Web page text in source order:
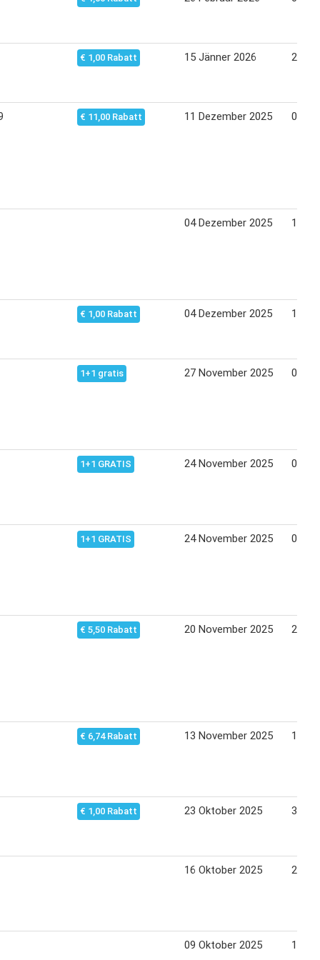
€ 1,00 Rabatt 15 Jänner 2026 22
€ 11,00 Rabatt 11 Dezember 2025 07
04 Dezember 2025 10
€ 1,00 Rabatt 04 Dezember 2025 11
1+1 gratis 27 November 2025 03
1+1 GRATIS 24 November 2025 04
1+1 GRATIS 24 November 2025 04
€ 5,50 Rabatt 20 November 2025 26
€ 6,74 Rabatt 13 November 2025 19
€ 1,00 Rabatt 23 Oktober 2025 30
16 Oktober 2025 22
09 Oktober 2025 15